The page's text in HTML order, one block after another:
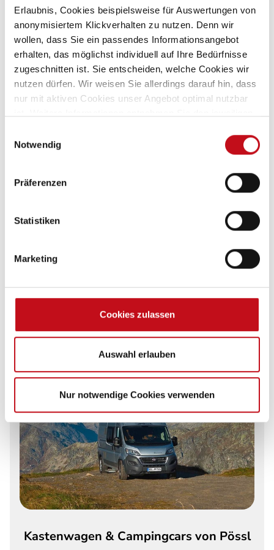
Erlaubnis, Cookies beispielsweise für Auswertungen von
anonymisiertem Klickverhalten zu nutzen. Denn wir
wollen, dass Sie ein passendes Informationsangebot
erhalten, das möglichst individuell auf Ihre Bedürfnisse
zugeschnitten ist. Sie entscheiden, welche Cookies wir
nutzen dürfen. Wir weisen Sie allerdings darauf hin, dass
nur mit aktiven Cookies unser Angebot optimal nutzbar
Notwendig
Präferenzen
Statistiken
Marketing
Cookies zulassen
Auswahl erlauben
Nur notwendige Cookies verwenden
Sie Wohnmobile der Extraklasse. Heckgarage,
Einzelbetten, Alkoven oder Teilintegrierte mit
Hubbett – hier ist der Vielfalt keine Grenze gesetzt.
Alles an seinem Platz und für den perfekten Urlaub
konzipiert. Ihr Fachberater im Caravan-Center
Dahnke freut sich auf Sie.
Mehr erfahren
Kastenwagen & Campingcars von Pössl